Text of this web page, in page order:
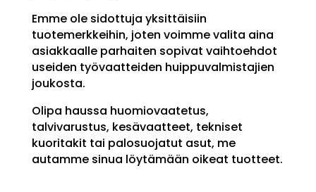
Emme ole sidottuja yksittäisiin
tuotemerkkeihin, joten voimme valita aina
asiakkaalle parhaiten sopivat vaihtoehdot
useiden työvaatteiden huippuvalmistajien
joukosta.
Olipa haussa huomiovaatetus,
talvivarustus, kesävaatteet, tekniset
kuoritakit tai palosuojatut asut, me
autamme sinua löytämään oikeat tuotteet.